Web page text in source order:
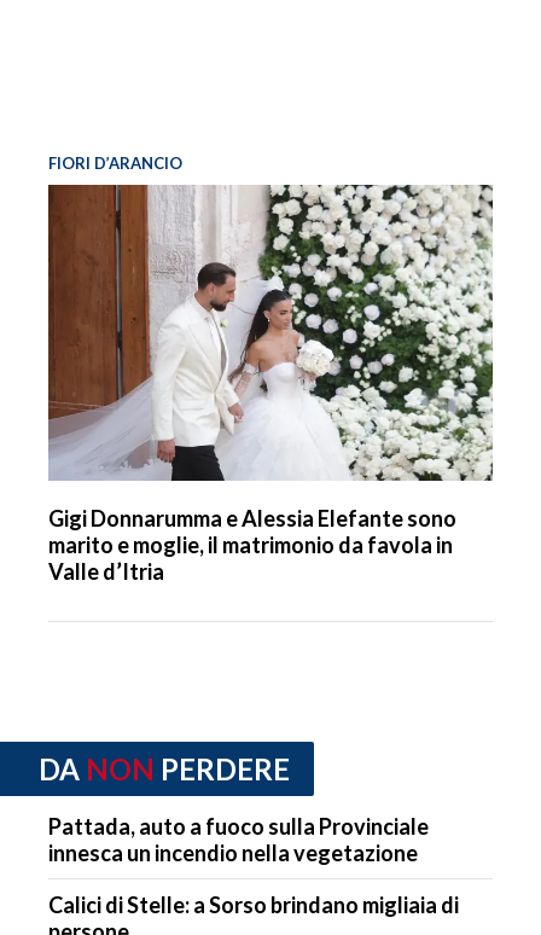
FIORI D’ARANCIO
Gigi Donnarumma e Alessia Elefante sono
marito e moglie, il matrimonio da favola in
Valle d’Itria
DA NON PERDERE
Pattada, auto a fuoco sulla Provinciale
innesca un incendio nella vegetazione
Calici di Stelle: a Sorso brindano migliaia di